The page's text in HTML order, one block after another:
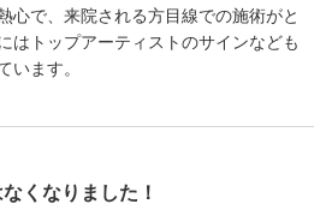
心で、来院される方目線での施術がと
はトップアーティストのサインなども
います。
くなりました！